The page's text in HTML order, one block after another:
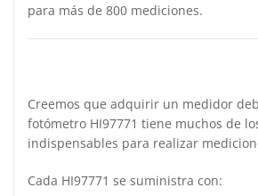
para más de 800 mediciones.
Creemos que adquirir un medidor
fotómetro HI97771 tiene muchos de
indispensables para realizar
Cada HI97771 se suministra con: